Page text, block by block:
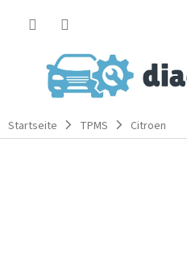
Startseite TPMS Citroen